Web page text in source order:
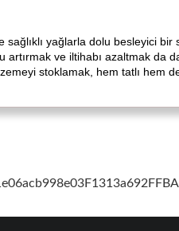
yağlarla dolu besleyici bir
ve iltihabı azaltmak da
stoklamak, hem tatlı